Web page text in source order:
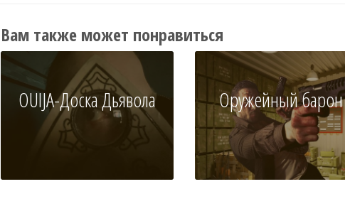
Вам также может понравиться
OUIJA-Доска Дьявола Оружейный барон